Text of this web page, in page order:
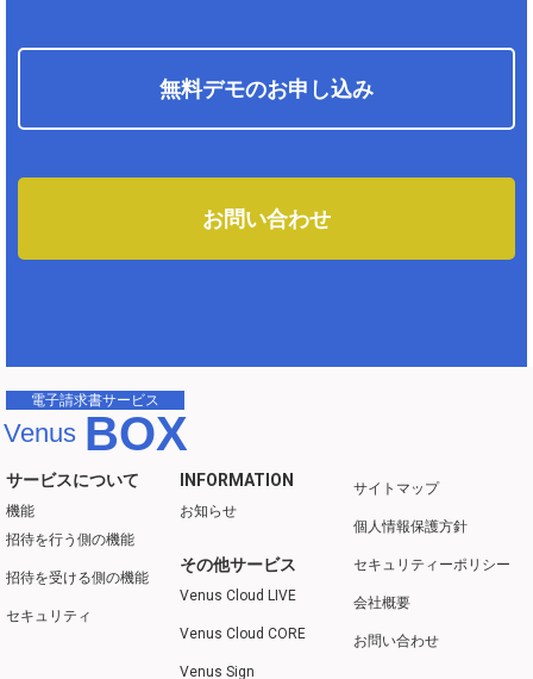
無料デモのお申し込み
お問い合わせ
電子請求書サービス
Venus BOX
サービスについて
機能
招待を行う側の機能
招待を受ける側の機能
セキュリティ
INFORMATION
お知らせ
その他サービス
Venus Cloud LIVE
Venus Cloud CORE
Venus Sign
サイトマップ
個人情報保護方針
セキュリティーポリシー
会社概要
お問い合わせ